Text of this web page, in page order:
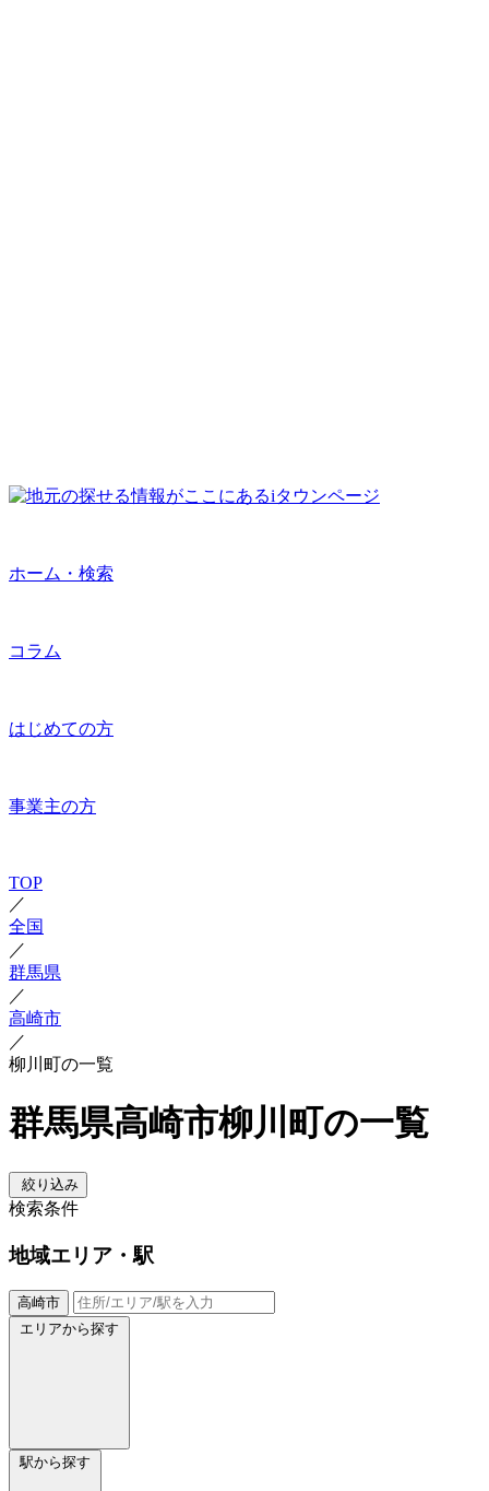
ホーム・検索
コラム
はじめての方
事業主の方
TOP
／
全国
／
群馬県
／
高崎市
／
柳川町の一覧
群馬県高崎市柳川町の一覧
絞り込み
検索条件
地域エリア・駅
高崎市
エリアから探す
駅から探す